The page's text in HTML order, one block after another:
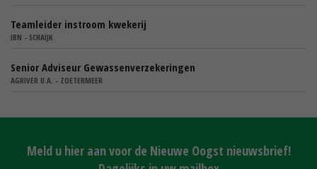
Teamleider instroom kwekerij
IBN - SCHAIJK
Senior Adviseur Gewassenverzekeringen
AGRIVER U.A. - ZOETERMEER
Meld u hier aan voor de Nieuwe Oogst nieuwsbrief!